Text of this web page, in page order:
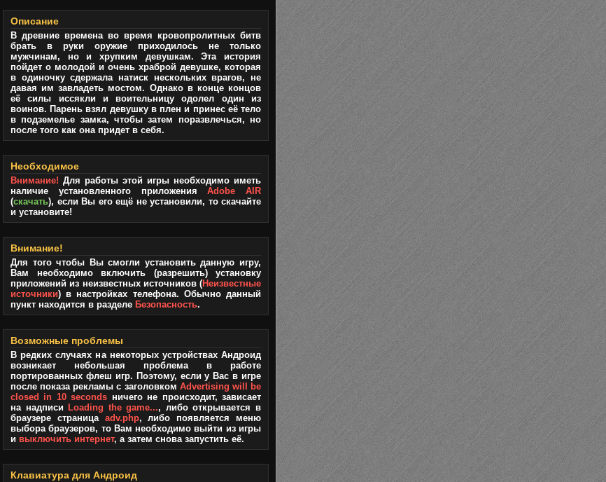
Описание
В древние времена во время кровопролитных битв
брать в руки оружие приходилось не только
мужчинам, но и хрупким девушкам. Эта история
пойдет о молодой и очень храброй девушке, которая
в одиночку сдержала натиск нескольких врагов, не
давая им завладеть мостом. Однако в конце концов
её силы иссякли и воительницу одолел один из
воинов. Парень взял девушку в плен и принес её тело
в подземелье замка, чтобы затем поразвлечься, но
после того как она придет в себя.
Необходимое
Внимание! Для работы этой игры необходимо иметь
наличие установленного приложенияAdobe AIR
(скачать), если Вы его ещё не установили, то скачайте
и установите!
Внимание!
Для того чтобы Вы смогли установить данную игру,
Вам необходимо включить (разрешить) установку
приложений из неизвестных источников (Неизвестные
источники) в настройках телефона. Обычно данный
пункт находится в разделе Безопасность.
Возможные проблемы
В редких случаях на некоторых устройствах Андроид
возникает небольшая проблема в работе
портированных флеш игр. Поэтому, если у Вас в игре
после показа рекламы с заголовком Advertising will be
closed in 10 seconds ничего не происходит, зависает
на надписи Loading the game..., либо открывается в
браузере страница adv.php, либо появляется меню
выбора браузеров, то Вам необходимо выйти из игры
и выключить интернет, а затем снова запустить её.
Клавиатура для Андроид